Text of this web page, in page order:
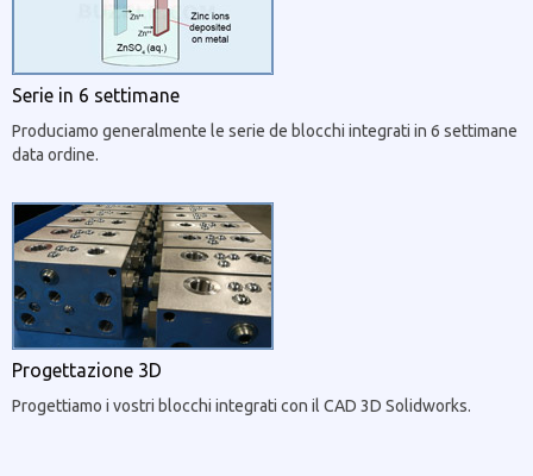
Serie in 6 settimane
Produciamo generalmente le serie de blocchi integrati in 6 settimane
data ordine.
Progettazione 3D
Progettiamo i vostri blocchi integrati con il CAD 3D Solidworks.